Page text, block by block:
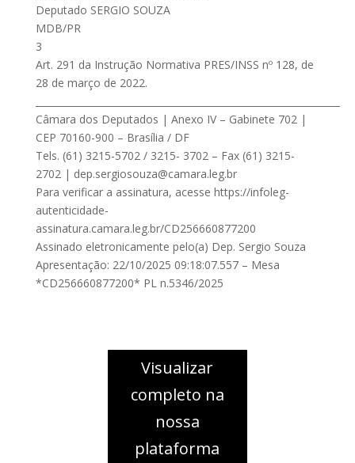
Deputado SERGIO SOUZA
MDB/PR
3
Art. 291 da Instrução Normativa PRES/INSS nº 128, de
28 de março de 2022.
Câmara dos Deputados | Anexo IV – Gabinete 702 |
CEP 70160-900 – Brasília / DF
Tels. (61) 3215-5702 / 3215- 3702 – Fax (61) 3215-
2702 | dep.sergiosouza@camara.leg.br
Para verificar a assinatura, acesse https://infoleg-
autenticidade-
assinatura.camara.leg.br/CD256660877200
Assinado eletronicamente pelo(a) Dep. Sergio Souza
Apresentação: 22/10/2025 09:18:07.557 – Mesa
*CD256660877200* PL n.5346/2025
Visualizar
completo na
nossa
plataforma